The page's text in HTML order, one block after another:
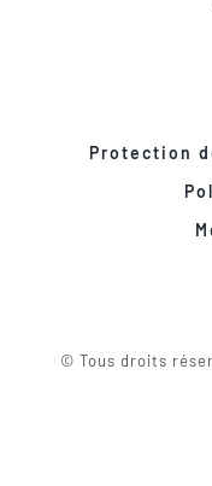
Protection
© Tous droits